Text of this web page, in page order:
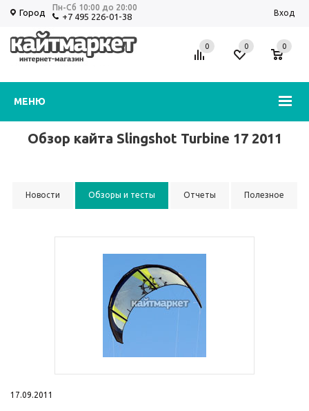
Город
Пн-Сб 10:00 до 20:00
+7 495 226-01-38 Вход
МЕНЮ
0 0
0
Обзор кайта Slingshot Turbine 17 2011
Новости Обзоры и тесты Отчеты Полезное
17.09.2011